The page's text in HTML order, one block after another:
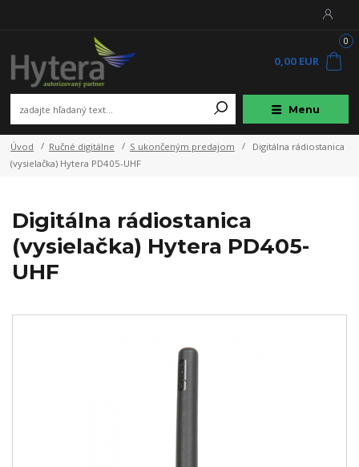
Menu
0
0,00 EUR
Úvod Ručné digitálne S ukončeným predajom
Digitálna rádiostanica
(vysielačka) Hytera PD405-UHF
Digitálna rádiostanica
(vysielačka) Hytera PD405-
UHF